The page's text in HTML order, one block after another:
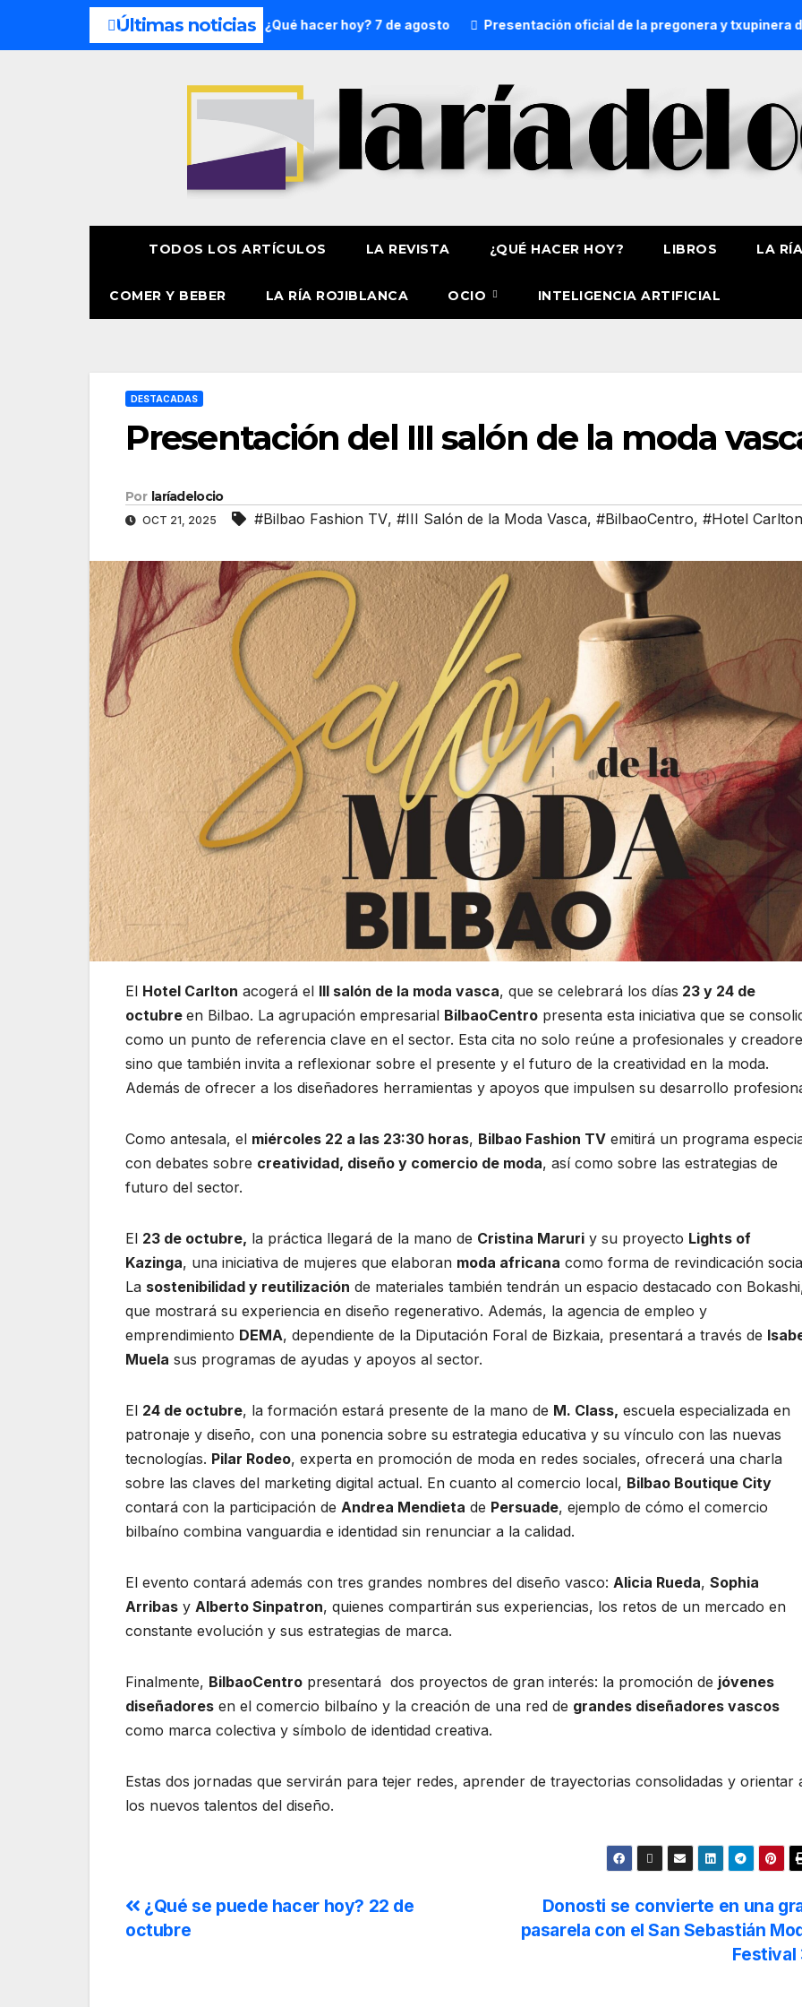
Últimas noticias
semana: 8 y 9 de agosto ¿Qué hacer hoy? 7 de agosto Presentación oficial de la pregonera y txupinera de Aste
TODOS LOS ARTÍCULOS LA REVISTA ¿QUÉ HACER HOY? LIBROS LA
COMER Y BEBER LA RÍA ROJIBLANCA OCIO INTELIGENCIA ARTIFICIAL
DESTACADAS
Presentación del III salón de la moda
Por laríadelocio
OCT 21, 2025 #Bilbao Fashion TV, #III Salón de la Moda Vasca, #BilbaoCentro, #Hotel Carlton
El Hotel Carlton acogerá el III salón de la moda vasca, que se celebrará los días 23 y 24 de
octubre en Bilbao. La agrupación empresarial BilbaoCentro presenta esta iniciativa que se
como un punto de referencia clave en el sector. Esta cita no solo reúne a profesionales y
sino que también invita a reflexionar sobre el presente y el futuro de la creatividad en la moda.
Además de ofrecer a los diseñadores herramientas y apoyos que impulsen su desarrollo
Como antesala, el miércoles 22 a las 23:30 horas, Bilbao Fashion TV emitirá un programa
con debates sobre creatividad, diseño y comercio de moda, así como sobre las estrategias de
futuro del sector.
El 23 de octubre, la práctica llegará de la mano de Cristina Maruri y su proyecto Lights of
Kazinga, una iniciativa de mujeres que elaboran moda africana como forma de revindicación
La sostenibilidad y reutilización de materiales también tendrán un espacio destacado con
que mostrará su experiencia en diseño regenerativo. Además, la agencia de empleo y
emprendimiento DEMA, dependiente de la Diputación Foral de Bizkaia, presentará a través de
Muela sus programas de ayudas y apoyos al sector.
El 24 de octubre, la formación estará presente de la mano de M. Class, escuela especializada en
patronaje y diseño, con una ponencia sobre su estrategia educativa y su vínculo con las nuevas
tecnologías. Pilar Rodeo, experta en promoción de moda en redes sociales, ofrecerá una charla
sobre las claves del marketing digital actual. En cuanto al comercio local, Bilbao Boutique City
contará con la participación de Andrea Mendieta de Persuade, ejemplo de cómo el comercio
bilbaíno combina vanguardia e identidad sin renunciar a la calidad.
El evento contará además con tres grandes nombres del diseño vasco: Alicia Rueda, Sophia
Arribas y Alberto Sinpatron, quienes compartirán sus experiencias, los retos de un mercado en
constante evolución y sus estrategias de marca.
Finalmente, BilbaoCentro presentará dos proyectos de gran interés: la promoción de jóvenes
diseñadores en el comercio bilbaíno y la creación de una red de grandes diseñadores vascos
como marca colectiva y símbolo de identidad creativa.
Estas dos jornadas que servirán para tejer redes, aprender de trayectorias consolidadas y orientar
los nuevos talentos del diseño.
Donosti se convierte en una
pasarela con el San Sebastián
Festival
¿Qué se puede hacer hoy? 22 de
octubre